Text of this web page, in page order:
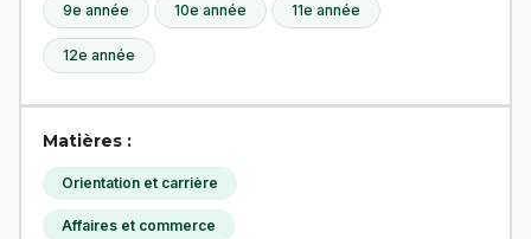
9e année 10e année 11e année
12e année
Matières :
Orientation et carrière
Affaires et commerce